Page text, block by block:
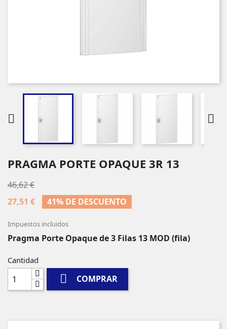
 
PRAGMA PORTE OPAQUE 3R 13
46,62 €
27,51 €
41% DE DESCUENTO
Impuestos incluidos
Pragma Porte Opaque de 3 Filas 13 MOD (fila)
Cantidad
 COMPRAR